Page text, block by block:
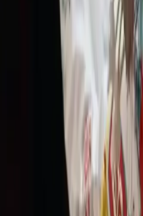
Explora flujos inspirados en
IA, prompts de imagen,
Kit de flujos estilo
Imagen IA
Chat de prompts
Guía de Precios de Video IA